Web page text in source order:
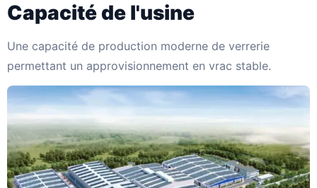
Capacité de l'usine
Une capacité de production moderne de verrerie
permettant un approvisionnement en vrac stable.